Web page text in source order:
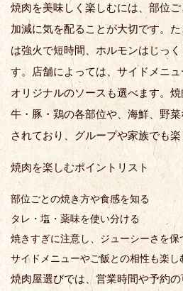
焼肉を美味しく楽しむには、部位
加減に気を配ることが大切です。
は強火で短時間、ホルモンはじっ
す。店舗によっては、サイドメニ
オリジナルのソースも選べます。
牛・豚・鶏の各部位や、海鮮、野
されており、グループや家族でも
焼肉を楽しむポイントリスト
部位ごとの焼き方や食感を知る
タレ・塩・薬味を使い分ける
焼きすぎに注意し、ジューシーさを保
サイドメニューやご飯との相性も楽し
焼肉屋選びでは、営業時間や予約